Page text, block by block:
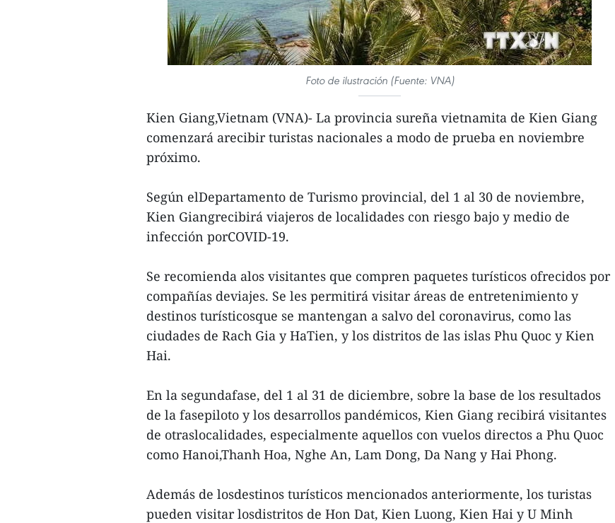
Foto de ilustración (Fuente: VNA)
Kien Giang,Vietnam (VNA)- La provincia sureña vietnamita de Kien Giang
comenzará arecibir turistas nacionales a modo de prueba en noviembre
próximo.
Según elDepartamento de Turismo provincial, del 1 al 30 de noviembre,
Kien Giangrecibirá viajeros de localidades con riesgo bajo y medio de
infección porCOVID-19.
Se recomienda alos visitantes que compren paquetes turísticos ofrecidos por
compañías deviajes. Se les permitirá visitar áreas de entretenimiento y
destinos turísticosque se mantengan a salvo del coronavirus, como las
ciudades de Rach Gia y HaTien, y los distritos de las islas Phu Quoc y Kien
Hai.
En la segundafase, del 1 al 31 de diciembre, sobre la base de los resultados
de la fasepiloto y los desarrollos pandémicos, Kien Giang recibirá visitantes
de otraslocalidades, especialmente aquellos con vuelos directos a Phu Quoc
como Hanoi,Thanh Hoa, Nghe An, Lam Dong, Da Nang y Hai Phong.
Además de losdestinos turísticos mencionados anteriormente, los turistas
pueden visitar losdistritos de Hon Dat, Kien Luong, Kien Hai y U Minh